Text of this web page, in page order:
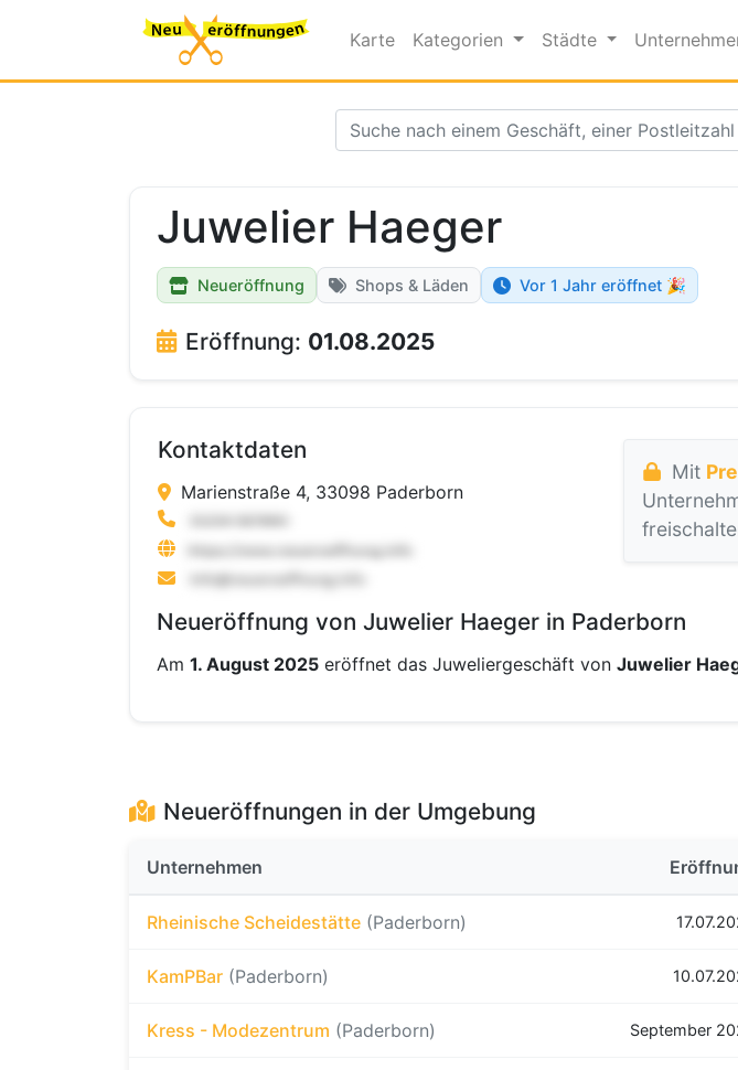
Karte Kategorien Städte
Juwelier Haeger
Neueröffnung Shops & Läden Vor 1 Jahr eröffnet 🎉
Eröffnung: 01.08.2025
Kontaktdaten
Marienstraße 4, 33098 Paderborn
Mit
Neueröffnung von Juwelier Haeger in Paderborn
Am 1. August 2025 eröffnet das Juweliergeschäft von Juwelier
Neueröffnungen in der Umgebung
Unternehmen
Rheinische Scheidestätte (Paderborn)
KamPBar (Paderborn)
Kress - Modezentrum (Paderborn) September